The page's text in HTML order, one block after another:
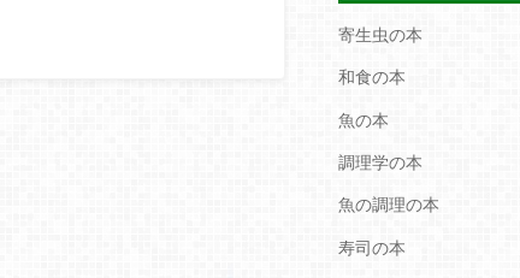
寄生虫の本
和食の本
魚の本
調理学の本
魚の調理の本
寿司の本